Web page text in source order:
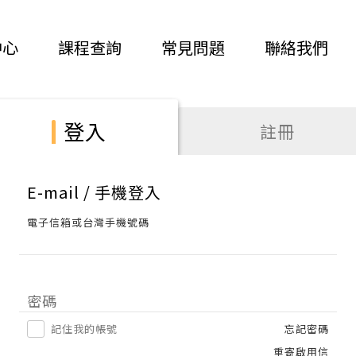
課程查詢 常見問題 聯絡我們
登入 註冊
E-mail / 手機登入
電子信箱或台灣手機號碼
密碼
記住我的帳號
忘記密碼
重寄啟用信